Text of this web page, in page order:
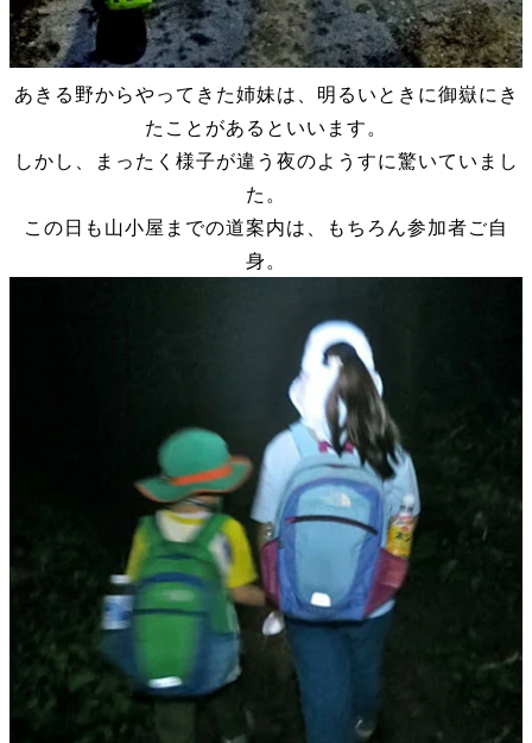
あきる野からやってきた姉妹は、明るいときに御嶽にき
たことがあるといいます。
しかし、まったく様子が違う夜のようすに驚いていまし
た。
この日も山小屋までの道案内は、もちろん参加者ご自
身。